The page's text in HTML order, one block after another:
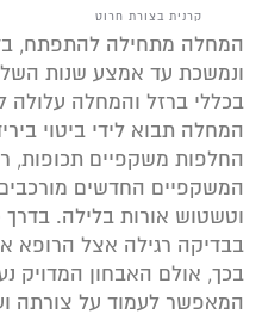
קרנית בצורת חרוט
המחלה מתחילה להתפתח,
ונמשכת עד אמצע שנות
בכללי ברזל והמחלה עלולה
המחלה תבוא לידי ביטוי
החלפות משקפיים תכופות,
המשקפיים החדשים מורכבים
וטשטוש אורות בלילה.
בבדיקה רגילה אצל הרופא
בכך, אולם האבחון המדויק
המאפשר לעמוד על צורתה